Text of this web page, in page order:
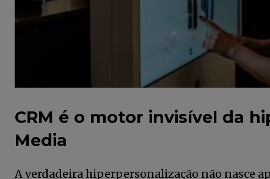
CRM é o motor invisível da
Media
A verdadeira hiperpersonalização não nasce